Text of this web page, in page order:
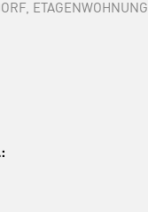
ETAGENWOHNUNG